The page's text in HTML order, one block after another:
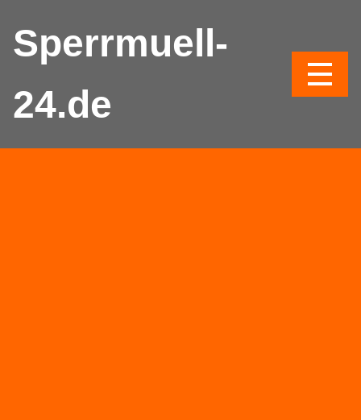
Sperrmuell-
24.de